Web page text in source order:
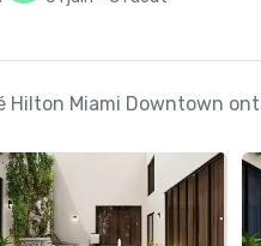
Miami Downtown